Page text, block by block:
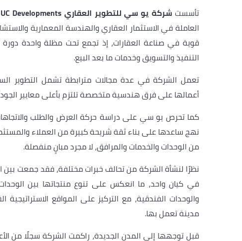
تأسست شركة يو سي للتطوير العقاري UC Developments
العاملة في الاستثمار العقاري والهندسة المعمارية
قوية في صناعة العقارات، إذ تجمع تحت مظلة واحدة
التنفيذ والتسويق وخدمات ما بعد البيع.
تعمل الشركة في عدة مجالات مترابطة تشمل التطوير
أعمالها على فرق هندسية متخصصة تلتزم بأعلى معايير
كما تحرص يو سي على دراسة حركة العرض والطلب
نهج ساعدها على بناء ثقة شريحة كبيرة من العملاء
من الوحدات والخدمات والمرافق، لا مجرد مبانٍ منفصلة.
نظرًا لنشأة الشركة من تحالف خبرات مختلفة، فقد جمعت بين
في كيان واحد، ما انعكس على تنوع منتجاتها بين الوحدات
والوحدات الفندقية، مع التركيز على المواقع
مدينة تعمل بها.
قبل توجهها إلى المدن الجديدة، راكمت الشركة سجلًا من